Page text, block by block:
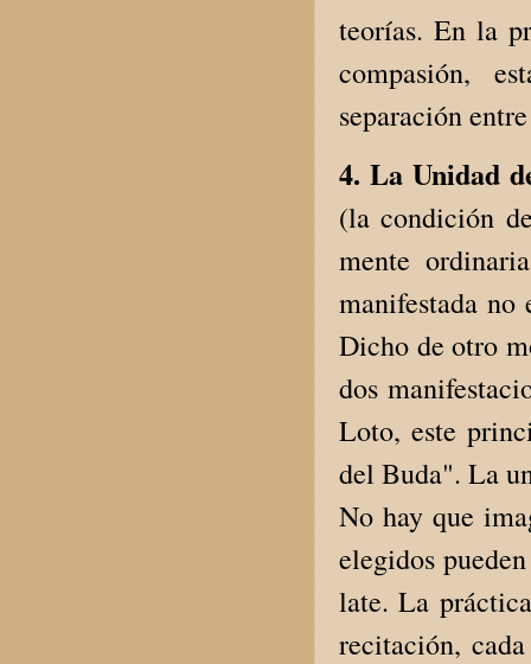
teorías. En la
compasión,
separación
4. La Unidad
(la condición
mente
manifestada no
Dicho de otro
dos
Loto, este
del Buda". La
No hay que
elegidos
late. La
recitación,